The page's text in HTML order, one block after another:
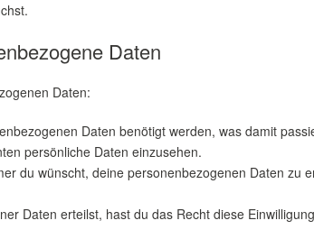
Daten
Daten:
Daten benötigt werden, was damit
persönliche Daten einzusehen.
du wünscht, deine personenbezogenen Daten zu
Daten erteilst, hast du das Recht diese